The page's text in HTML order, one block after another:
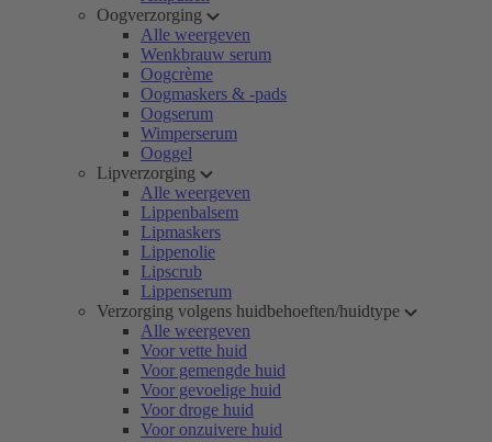
Oogverzorging
Alle weergeven
Wenkbrauw serum
Oogcrème
Oogmaskers & -pads
Oogserum
Wimperserum
Ooggel
Lipverzorging
Alle weergeven
Lippenbalsem
Lipmaskers
Lippenolie
Lipscrub
Lippenserum
Verzorging volgens huidbehoeften/huidtype
Alle weergeven
Voor vette huid
Voor gemengde huid
Voor gevoelige huid
Voor droge huid
Voor onzuivere huid